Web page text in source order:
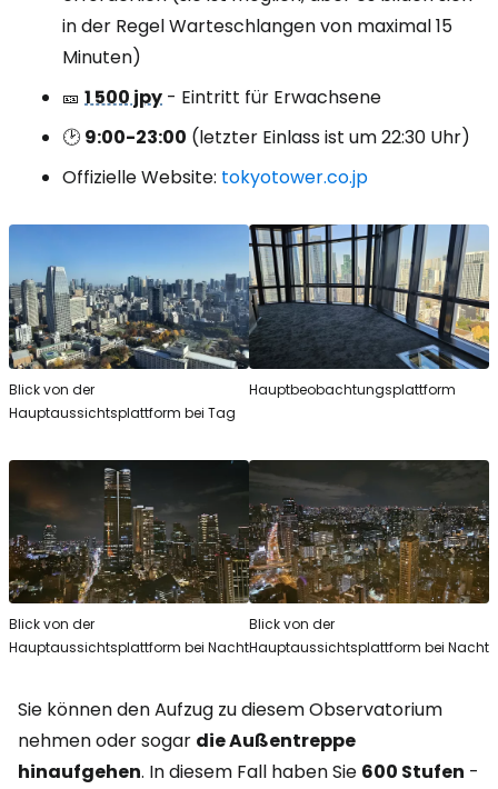
in der Regel Warteschlangen von maximal 15
Minuten)
🎫 1 500 jpy - Eintritt für Erwachsene
🕑 9:00-23:00 (letzter Einlass ist um 22:30 Uhr)
Offizielle Website: tokyotower.co.jp
Blick von der
Hauptaussichtsplattform bei Tag
Hauptbeobachtungsplattform
Blick von der
Hauptaussichtsplattform bei Nacht
Blick von der
Hauptaussichtsplattform bei Nacht
Sie können den Aufzug zu diesem Observatorium
nehmen oder sogar die Außentreppe
hinaufgehen. In diesem Fall haben Sie 600 Stufen -